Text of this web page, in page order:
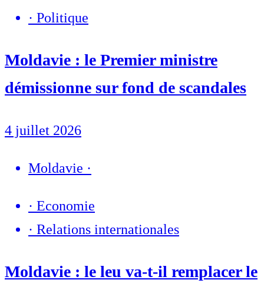
· Politique
Moldavie : le Premier ministre
démissionne sur fond de scandales
4 juillet 2026
Moldavie ·
· Economie
· Relations internationales
Moldavie : le leu va-t-il remplacer le